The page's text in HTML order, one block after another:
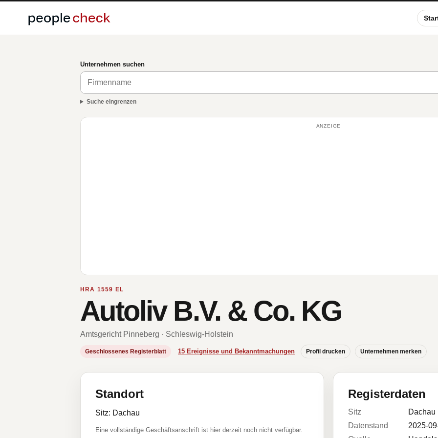
Unternehmen suchen
Suche eingrenzen
ANZEIGE
HRA 1559 EL
Autoliv B.V. & Co. KG
Amtsgericht Pinneberg · Schleswig-Holstein
Geschlossenes Registerblatt 15 Ereignisse und Bekanntmachungen Profil drucken Unternehmen merken
Standort
Sitz: Dachau
Eine vollständige Geschäftsanschrift ist hier derzeit noch nicht verfügbar.
Registerdaten
Sitz
Dachau
Datenstand
2025-